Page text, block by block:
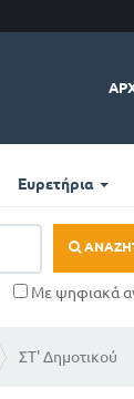
Ευρετήρια
Με ψηφιακά
ΣΤ' Δημοτικού